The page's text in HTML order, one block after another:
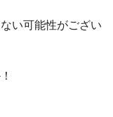
い可能性がござい
って練習したい方